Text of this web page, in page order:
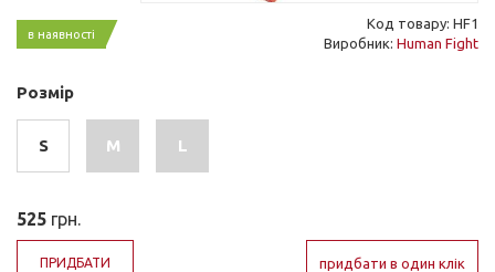
в наявності
Код товару: HF1
Виробник: Human Fight
Розмір
S M L
525 грн.
ПРИДБАТИ придбати в один клік